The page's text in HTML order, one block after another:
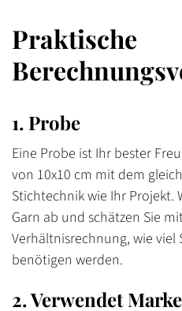
Praktische
1. Probe
Eine Probe ist Ihr bester
von 10x10 cm mit dem
Stichtechnik wie Ihr Projekt.
Garn ab und schätzen Sie
Verhältnisrechnung, wie viel
benötigen werden.
2. Verwendet